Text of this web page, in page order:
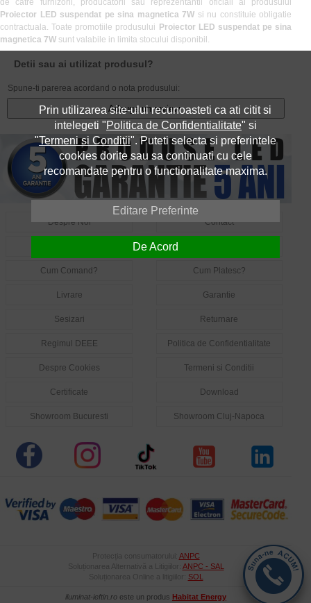
de catre furnizorii, producatorii sau reprezentantii oficiali ai produsului
Proiector LED suspendat pe sina magnetica 7W si nu constituie obligatie
contractuala. Toate promotiile produsului Proiector LED suspendat pe sina
magnetica 7W sunt valabile in limita stocului disponibil.
Detii sau ai utilizat produsul?
Spune-ti parerea acordand o nota produsului:
Adauga un review
Despre Noi Contact
Intrebari Frecvente LED
Cum Comand? Cum Platesc?
Livrare Garantie
Sesizari Returnare
Regimul DEEE Politica de Confidentialitate
Despre Cookies Termeni si Conditii
Certificate Download
Showroom Bucuresti Showroom Cluj-Napoca
Protecția consumatorului: ANPC
Soluționarea Alternativă a Litigiilor: ANPC - SAL
Soluționarea Online a litigiilor: SOL
iluminat-ieftin.ro este un produs Habitat Energy
Prin utilizarea site-ului recunoasteti ca ati citit si
intelegeti "Politica de Confidentialitate" si
"Termeni si Conditii". Puteti selecta si preferintele
cookies dorite sau sa continuati cu cele
recomandate pentru o functionalitate maxima.
Editare Preferinte
De Acord